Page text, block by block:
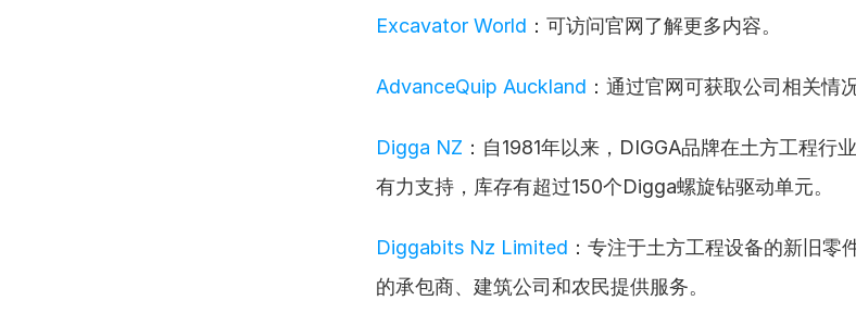
Excavator World ：可访问官网了解更多内容。
AdvanceQuip Auckland ：通过官网可获取公司相关情况
Digga NZ ：自1981年以来，DIGGA品牌在土方工程行
有力支持，库存有超过150个Digga螺旋钻驱动单元。
Diggabits Nz Limited ：专注于土方工程设备的新旧零
的承包商、建筑公司和农民提供服务。